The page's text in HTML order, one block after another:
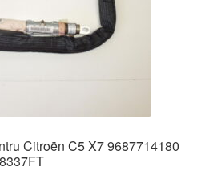
Citroën C5 X7 9687714180
8337FT